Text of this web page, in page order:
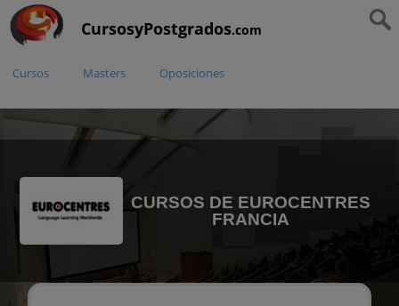
CursosyPostgrados.com
Cursos Masters Oposiciones
CURSOS DE EUROCENTRES
FRANCIA